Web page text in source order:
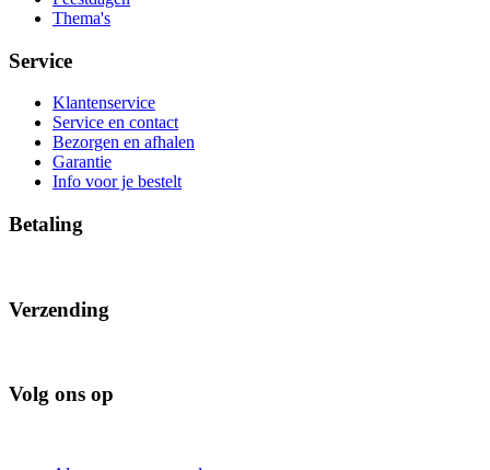
Thema's
Service
Klantenservice
Service en contact
Bezorgen en afhalen
Garantie
Info voor je bestelt
Betaling
Verzending
Volg ons op